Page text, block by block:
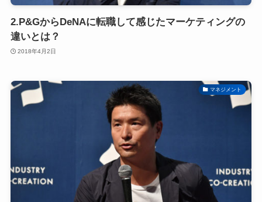
2.P&GからDeNAに転職して感じたマーケティングの
違いとは？
2018年4月2日
マネジメント